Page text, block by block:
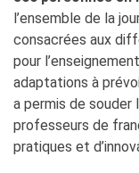
La
l’ensemble de la
consacrées aux
pour
adaptations à
a permis de
professeurs de
pratiques et